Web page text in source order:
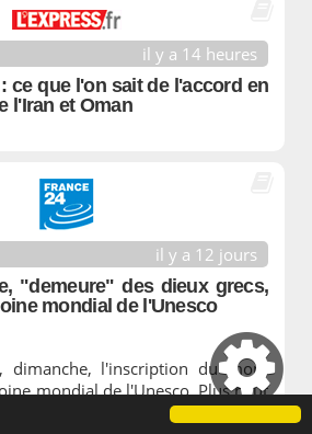
il y a 14 heures
ce que l'on sait de l'accord en
l'Iran et Oman
il y a 12 jours
"demeure" des dieux grecs,
mondial de l'Unesco
dimanche, l'inscription du mont
mondial de l'Unesco. Plus haut
réserve naturelle protégée est